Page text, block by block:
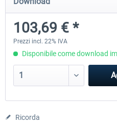
38,91 € *
103,69 € *
Prezzi incl. 22% IVA
Disponibile come download
Ricorda